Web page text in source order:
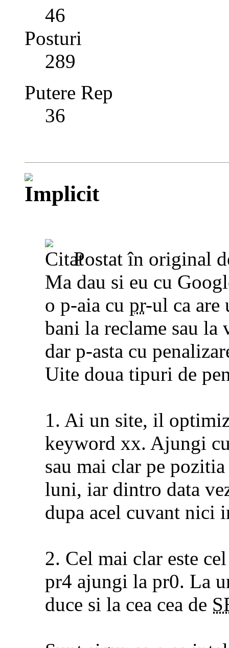
46
Posturi
289
Putere Rep
36
Postat în original
Ma dau si eu cu
o p-aia cu pr-ul ca are
bani la reclame sau la
dar p-asta cu
Uite doua tipuri de
1. Ai un site, il
keyword xx. Ajungi
sau mai clar pe
luni, iar dintro data
dupa acel cuvant nici
2. Cel mai clar este
pr4 ajungi la pr0. La
duce si la cea cea de